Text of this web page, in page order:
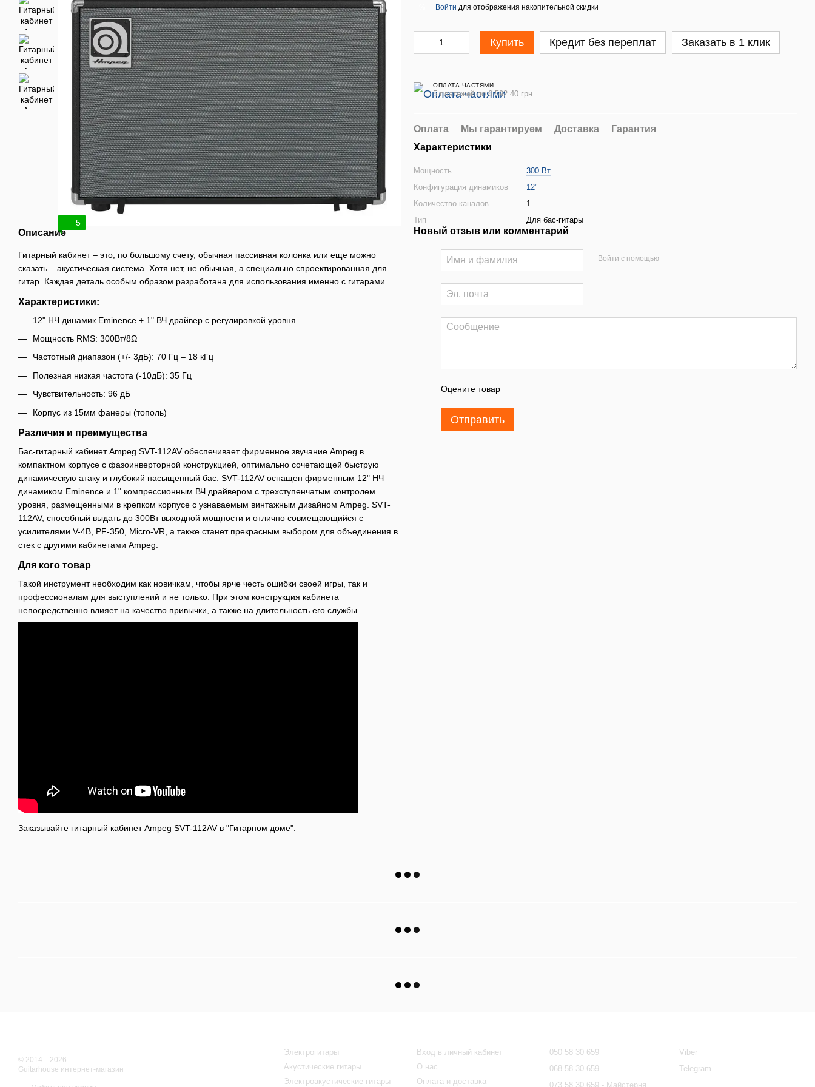
5
Описание
Гитарный кабинет – это, по большому счету, обычная пассивная колонка или еще можно
сказать – акустическая система. Хотя нет, не обычная, а специально спроектированная для
гитар. Каждая деталь особым образом разработана для использования именно с гитарами.
Характеристики:
12" НЧ динамик Eminence + 1" ВЧ драйвер с регулировкой уровня
Мощность RMS: 300Вт/8Ω
Частотный диапазон (+/- 3дБ): 70 Гц – 18 кГц
Полезная низкая частота (-10дБ): 35 Гц
Чувствительность: 96 дБ
Корпус из 15мм фанеры (тополь)
Различия и преимущества
Бас-гитарный кабинет Ampeg SVT-112AV обеспечивает фирменное звучание Ampeg в
компактном корпусе с фазоинверторной конструкцией, оптимально сочетающей быструю
динамическую атаку и глубокий насыщенный бас. SVT-112AV оснащен фирменным 12" НЧ
динамиком Eminence и 1" компрессионным ВЧ драйвером с трехступенчатым контролем
уровня, размещенными в крепком корпусе с узнаваемым винтажным дизайном Ampeg. SVT-
112AV, способный выдать до 300Вт выходной мощности и отлично совмещающийся с
усилителями V-4B, PF-350, Micro-VR, а также станет прекрасным выбором для объединения в
стек с другими кабинетами Ampeg.
Для кого товар
Такой инструмент необходим как новичкам, чтобы ярче честь ошибки своей игры, так и
профессионалам для выступлений и не только. При этом конструкция кабинета
непосредственно влияет на качество привычки, а также на длительность его службы.
Заказывайте гитарный кабинет Ampeg SVT-112AV в "Гитарном доме".
Войти для отображения накопительной скидки
Купить Кредит без переплат Заказать в 1 клик
ОПЛАТА ЧАСТЯМИ
5 платежей по 6 592.40 грн
Оплата Мы гарантируем Доставка
Гарантия
Характеристики
Мощность
300 Вт
Конфигурация динамиков
12"
Количество каналов
1
Тип
Для бас-гитары
Новый отзыв или комментарий
Войти с помощью
Оцените товар
Отправить
© 2014—2026
Guitarhouse интернет-магазин
Электрогитары
Акустические гитары
Электроакустические гитары
Вход в личный кабинет
О нас
Оплата и доставка
050 58 30 659
068 58 30 659
073 58 30 659 - Майстерня
Viber
Telegram